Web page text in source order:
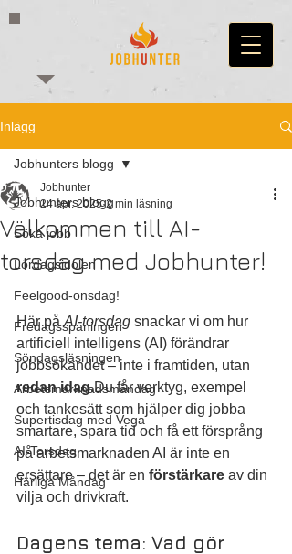
Inlägg
Jobhunters blogg
Söka jobb
Lördagsidolen
Feelgood-onsdag!
Fredagsspaningen
Söndagsläsningen
Arbetsmarknadsmåndag
Supertisdag med Vega
AI-Torsdag
Härliga Måndag
Jobhunters blogg
Välkommen till AI-
torsdag med Jobhunter!
Jobhunter
24 apr. 2025 2 min läsning
Här på AI-torsdag snackar vi om hur
artificiell intelligens (AI) förändrar
jobbsökandet – inte i framtiden, utan
redan idag.Du får verktyg, exempel
och tankesätt som hjälper dig jobba
smartare, spara tid och få ett försprång
på arbetsmarknaden AI är inte en
ersättare – det är en förstärkare av din
vilja och drivkraft.
Dagens tema: Vad gör